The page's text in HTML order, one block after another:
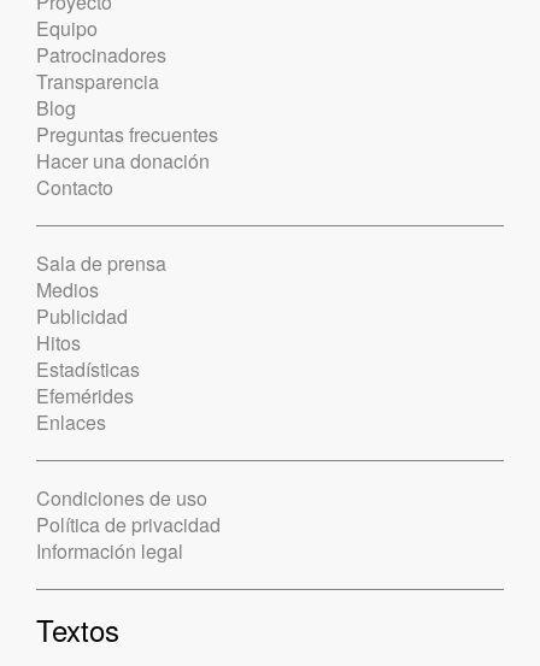
Equipo
Patrocinadores
Transparencia
Blog
Preguntas frecuentes
Hacer una donación
Contacto
Sala de prensa
Medios
Publicidad
Hitos
Estadísticas
Efemérides
Enlaces
Condiciones de uso
Política de privacidad
Información legal
Textos